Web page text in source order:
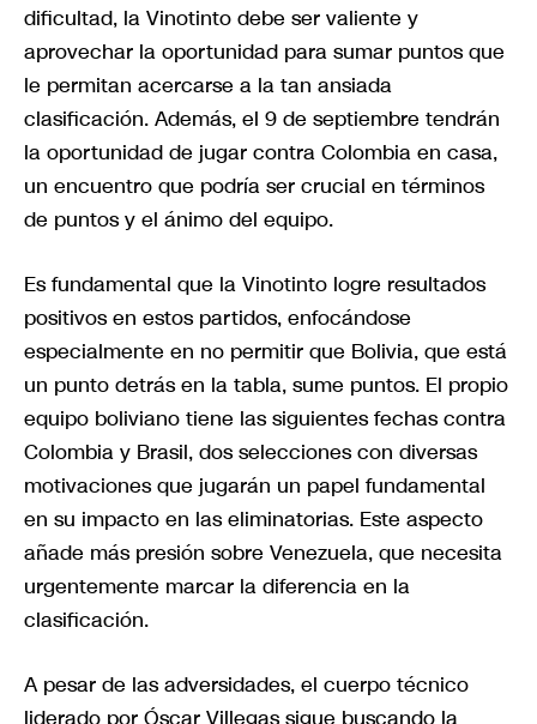
dificultad, la Vinotinto debe ser valiente y
aprovechar la oportunidad para sumar puntos que
le permitan acercarse a la tan ansiada
clasificación. Además, el 9 de septiembre tendrán
la oportunidad de jugar contra Colombia en casa,
un encuentro que podría ser crucial en términos
de puntos y el ánimo del equipo.
Es fundamental que la Vinotinto logre resultados
positivos en estos partidos, enfocándose
especialmente en no permitir que Bolivia, que está
un punto detrás en la tabla, sume puntos. El propio
equipo boliviano tiene las siguientes fechas contra
Colombia y Brasil, dos selecciones con diversas
motivaciones que jugarán un papel fundamental
en su impacto en las eliminatorias. Este aspecto
añade más presión sobre Venezuela, que necesita
urgentemente marcar la diferencia en la
clasificación.
A pesar de las adversidades, el cuerpo técnico
liderado por Óscar Villegas sigue buscando la